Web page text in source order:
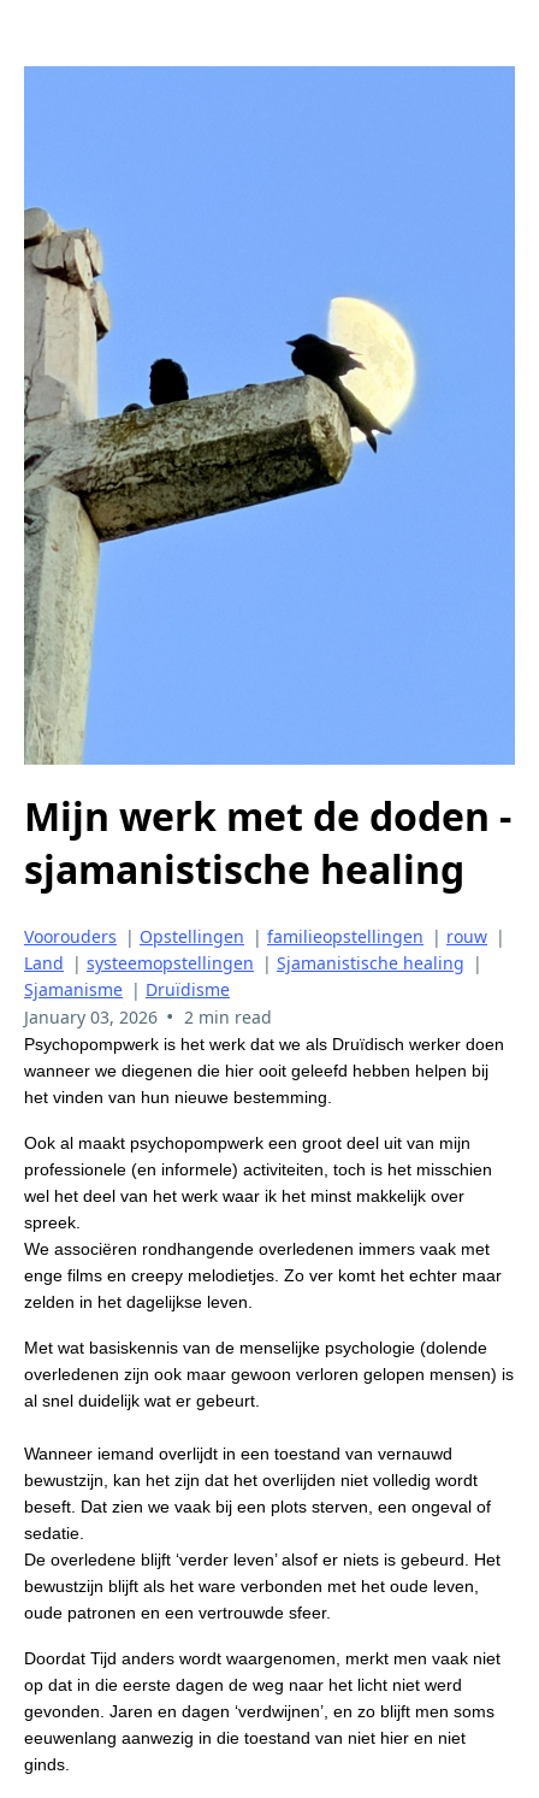
Mijn werk met de doden -
sjamanistische healing
Voorouders | Opstellingen | familieopstellingen | rouw |
Land | systeemopstellingen | Sjamanistische healing |
Sjamanisme | Druïdisme
January 03, 2026 • 2 min read
Psychopompwerk is het werk dat we als Druïdisch werker doen
wanneer we diegenen die hier ooit geleefd hebben helpen bij
het vinden van hun nieuwe bestemming.
Ook al maakt psychopompwerk een groot deel uit van mijn
professionele (en informele) activiteiten, toch is het misschien
wel het deel van het werk waar ik het minst makkelijk over
spreek.
We associëren rondhangende overledenen immers vaak met
enge films en creepy melodietjes. Zo ver komt het echter maar
zelden in het dagelijkse leven.
Met wat basiskennis van de menselijke psychologie (dolende
overledenen zijn ook maar gewoon verloren gelopen mensen) is
al snel duidelijk wat er gebeurt.
Wanneer iemand overlijdt in een toestand van vernauwd
bewustzijn, kan het zijn dat het overlijden niet volledig wordt
beseft. Dat zien we vaak bij een plots sterven, een ongeval of
sedatie.
De overledene blijft ‘verder leven’ alsof er niets is gebeurd. Het
bewustzijn blijft als het ware verbonden met het oude leven,
oude patronen en een vertrouwde sfeer.
Doordat Tijd anders wordt waargenomen, merkt men vaak niet
op dat in die eerste dagen de weg naar het licht niet werd
gevonden. Jaren en dagen ‘verdwijnen’, en zo blijft men soms
eeuwenlang aanwezig in die toestand van niet hier en niet
ginds.